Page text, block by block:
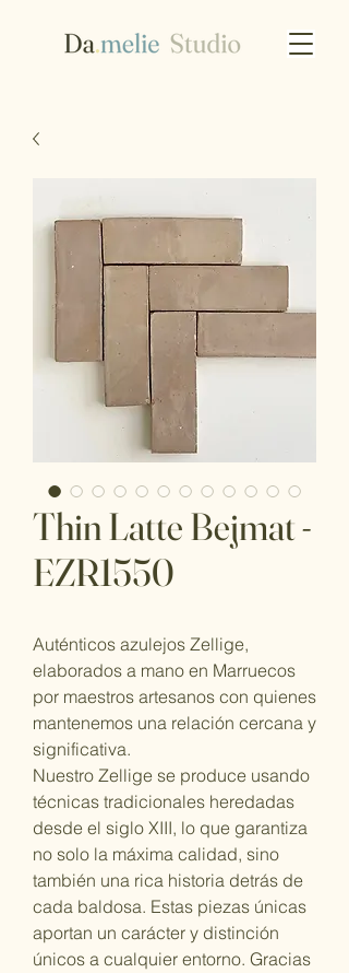
Thin Latte Bejmat -
EZR1550
Auténticos azulejos Zellige,
elaborados a mano en Marruecos
por maestros artesanos con quienes
mantenemos una relación cercana y
significativa.
Nuestro Zellige se produce usando
técnicas tradicionales heredadas
desde el siglo XIII, lo que garantiza
no solo la máxima calidad, sino
también una rica historia detrás de
cada baldosa. Estas piezas únicas
aportan un carácter y distinción
únicos a cualquier entorno. Gracias